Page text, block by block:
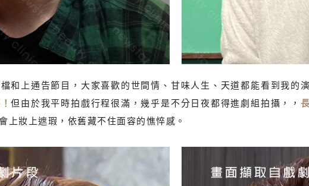
圈明顯 眼下陰影重
和上通告節目，大家喜歡的世間情、甘味人生、天道都能看到我的演
但由於我平時拍戲行程很滿，幾乎是不分日夜都得進劇組拍攝，，
上妝上遮瑕，依舊藏不住面容的憔悴感。